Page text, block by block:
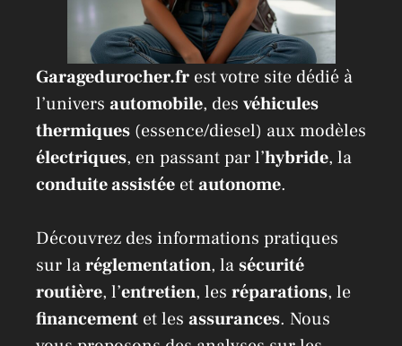
Garagedurocher.fr est votre site dédié à
l’univers automobile, des véhicules
thermiques (essence/diesel) aux modèles
électriques, en passant par l’hybride, la
conduite assistée etautonome.
Découvrez des informations pratiques
sur laréglementation, lasécurité
routière, l’entretien, les réparations, le
financement et les assurances. Nous